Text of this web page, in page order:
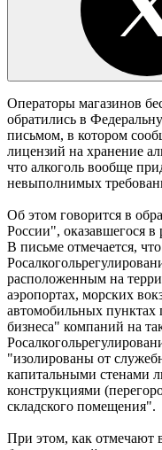
Операторы магазинов
обратились в
письмом, в котором
лицензий на хранение
что алкоголь вообще
невыполнимых
Об этом говорится в
России", оказавшегося в
В письме отмечается,
расположенным на
аэропортах, морских
автомобильных
бизнеса" компаний на
"изолированы от
капитальными стенами
конструкциями
складского помещения".
При этом, как отмечают